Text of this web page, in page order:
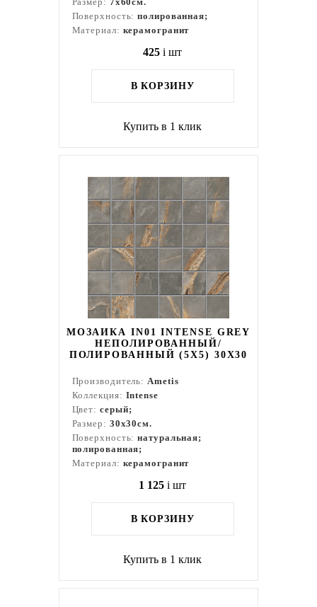
Поверхность:полированная;
Материал: керамогранит
425 i шт
В КОРЗИНУ
Купить в 1 клик
МОЗАИКА IN01 INTENSE GREY
НЕПОЛИРОВАННЫЙ/
ПОЛИРОВАННЫЙ (5Х5) 30X30
Производитель:Ametis
Коллекция: Intense
Цвет: серый;
Размер: 30x30см.
Поверхность:натуральная;
полированная;
Материал: керамогранит
1 125 i шт
В КОРЗИНУ
Купить в 1 клик